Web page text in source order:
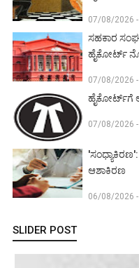
07/08/2026 -
ಸಹಕಾರ
ಹೈಕೋರ್ಟ್
07/08/2026 -
ಹೈಕೋರ್ಟ್‌ಗೆ
07/08/2026 -
ಆಶಾಕಿರಣ
06/08/2026 -
SLIDER POST